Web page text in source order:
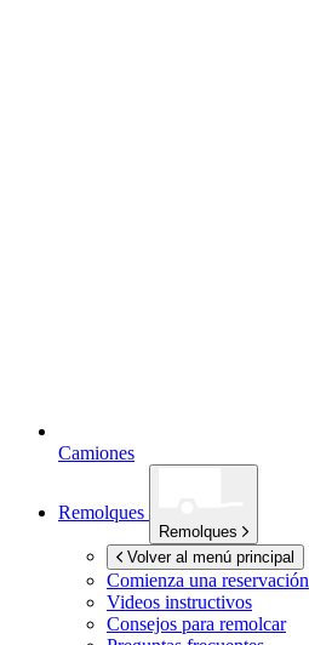
Camiones
Remolques
Remolques
Volver al menú principal
Comienza una reservación
Videos instructivos
Consejos para remolcar